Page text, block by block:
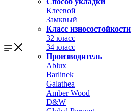
Клеевой
Замквый
Класс износостойкости
32 класс
34 класс
Производитель
Ablux
Barlinek
Galathea
Amber Wood
D&W